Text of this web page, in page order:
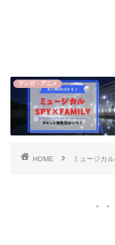
マンガ・アニメ
HOME ミュージカル